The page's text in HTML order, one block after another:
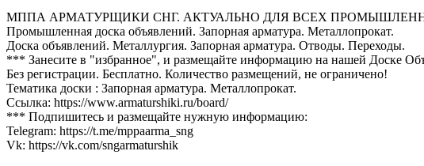
МППА АРМАТУРЩИКИ СНГ. АКТУАЛЬНО ДЛЯ ВСЕХ
Промышленная доска объявлений. Запорная арматура. Металлопрокат.
Доска объявлений. Металлургия. Запорная арматура. Отводы. Переходы.
*** Занесите в "избранное", и размещайте информацию на нашей Доске
Без регистрации. Бесплатно. Количество размещений, не ограничено!
Тематика доски : Запорная арматура. Металлопрокат.
Ссылка: https://www.armaturshiki.ru/board/
*** Подпишитесь и размещайте нужную информацию:
Telegram: https://t.me/mppaarma_sng
Vk: https://vk.com/sngarmaturshik